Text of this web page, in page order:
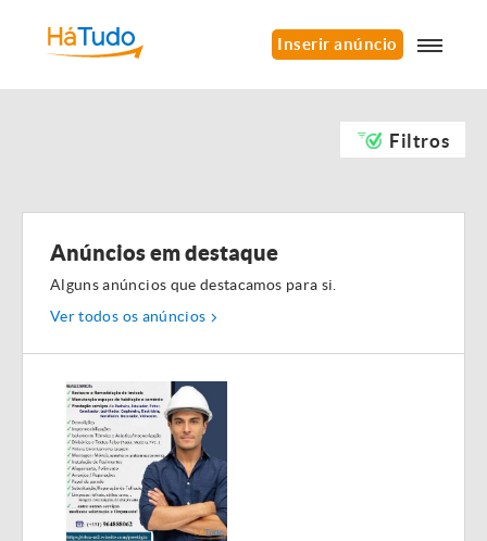
Inserir anúncio
Filtros
Anúncios em destaque
Alguns anúncios que destacamos para si.
Ver todos os anúncios